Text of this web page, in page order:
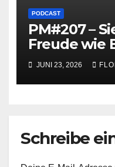
PODCAST
PM#207 –
Freude wie
JUNI 23, 2026
Schreibe